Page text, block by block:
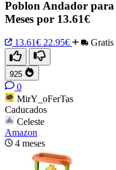
Poblon Andador para
Meses por 13.61€
13.61€ 22.95€ Gratis
925
0
MirY_oFerTas
Caducados
Celeste
Amazon
4 meses